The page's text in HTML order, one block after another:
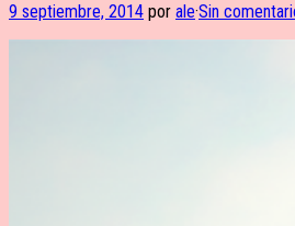
9 septiembre, 2014 por ale·Sin